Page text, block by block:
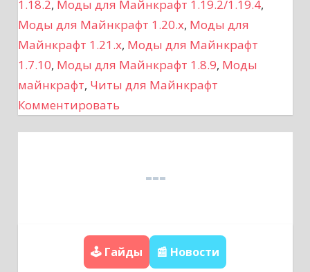
ц
и
я
п
1.18.2, Моды для Майнкрафт 1.19.2/1.19.4,
Моды для Майнкрафт 1.20.x, Моды для
Майнкрафт 1.21.x, Моды для Майнкрафт
1.7.10, Моды для Майнкрафт 1.8.9, Моды
майнкрафт, Читы для Майнкрафт
Комментировать
🕹️ Гайды 📰 Новости